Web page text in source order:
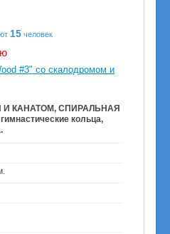
15 человек
#3" со скалодромом и
КАНАТОМ, СПИРАЛЬНАЯ
кольца,